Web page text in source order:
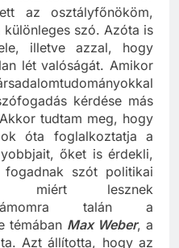
az osztályfőnököm,
szó. Azóta is
illetve azzal, hogy
lét valóságát. Amikor
kérdése más
tudtam meg, hogy
óta foglalkoztatja a
őket is érdekli,
szót politikai
miért lesznek
talán a
témában Max Weber, a
Azt állította, hogy az